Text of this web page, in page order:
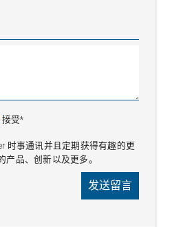
接受*
时事通讯并且定期获得有趣的更
产品、创新以及更多。
发送留言